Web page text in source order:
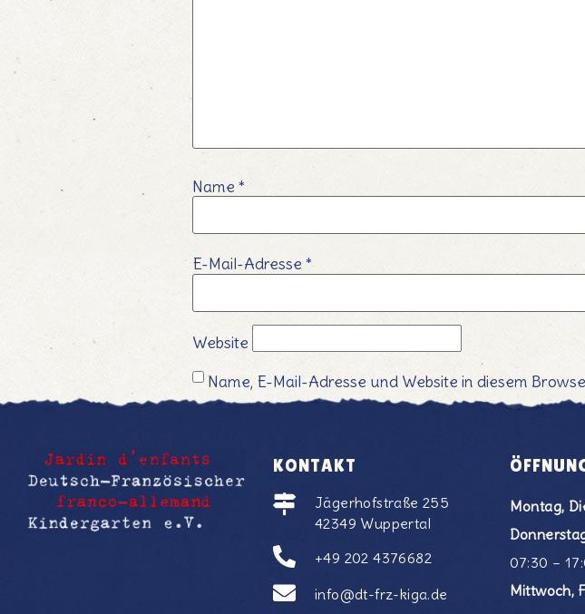
Name *
E-Mail-Adresse *
Website
Name, E-Mail-Adresse und Website in diesem
KONTAKT
Jägerhofstraße 255
42349 Wuppertal
+49 202 4376682
info@dt-frz-kiga.de
Montag,
07:30 –
Mittwoch,